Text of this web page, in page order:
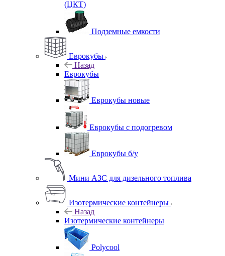
(ЦКТ)
Подземные емкости
Еврокубы
Назад
Еврокубы
Еврокубы новые
Еврокубы с подогревом
Еврокубы б/у
Мини АЗС для дизельного топлива
Изотермические контейнеры
Назад
Изотермические контейнеры
Polycool